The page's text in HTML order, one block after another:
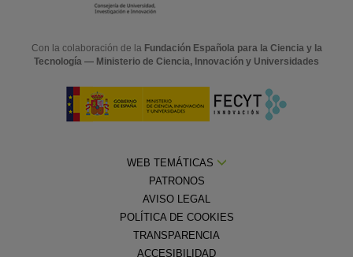
Con la colaboración de la Fundación Española para la Ciencia y la
Tecnología — Ministerio de Ciencia, Innovación y Universidades
WEB TEMÁTICAS
PATRONOS
AVISO LEGAL
POLÍTICA DE COOKIES
TRANSPARENCIA
ACCESIBILIDAD